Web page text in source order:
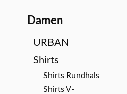
Damen
URBAN
Shirts
Shirts Rundhals
Shirts V-